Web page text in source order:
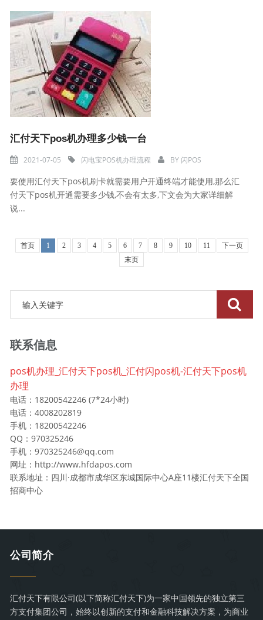
汇付天下pos机办理多少钱一台
2021-07-05 闪电宝POS机办理流程 BY 闪POS
要使用汇付天下pos机刷卡就需要用户开通终端才能使用,那么汇
付天下pos机开通需要多少钱,不会有太多,下文会为大家详细解
说...
首页 1 2 3 4 5 6 7 8 9 10 11
下一页
末页
联系信息
pos机办理_汇付天下pos机_汇付闪pos机-汇付天下pos机
办理
电话：18200542246 (7*24小时)
电话：4008202819
手机：18200542246
QQ：970325246
手机：970325246@qq.com
网址：http://www.hfdapos.com
联系地址：四川·成都市成华区东城国际中心A座11楼汇付天下全国
招商中心
公司简介
汇付天下有限公司(以下简称汇付天下)为一家中国领先的独立第三
方支付集团公司，始终以创新的支付和金融科技解决方案，为商业